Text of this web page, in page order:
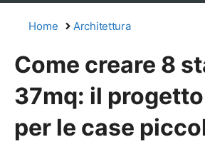
Home Architettura
Come creare 8
37mq: il
per le case